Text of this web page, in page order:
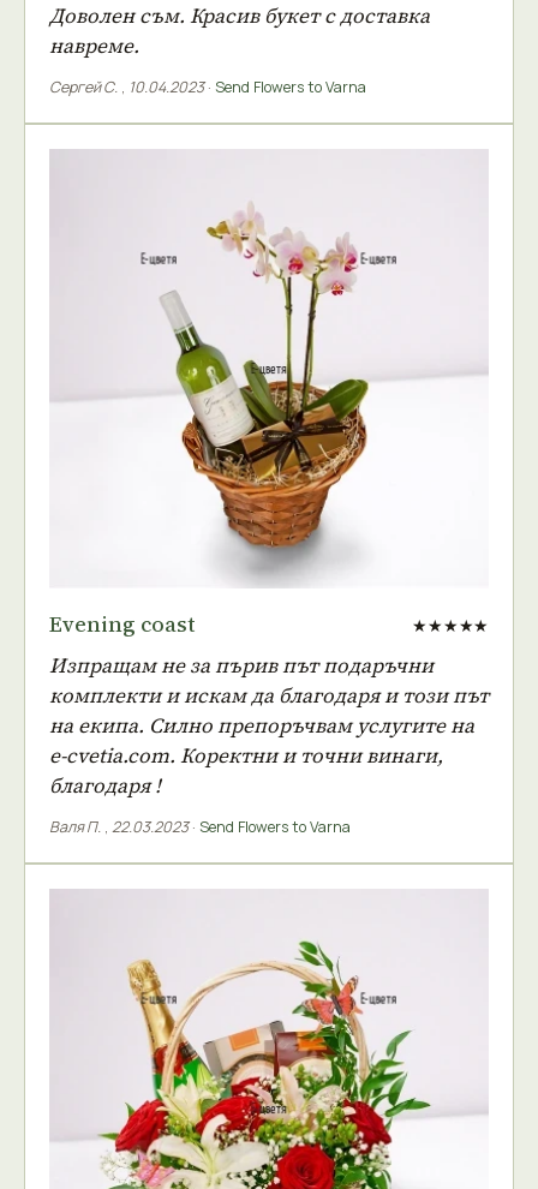
Доволен съм. Красив букет с доставка
навреме.
Сергей С. , 10.04.2023· Send Flowers to Varna
Evening coast ★★★★★
Изпращам не за пърив път подаръчни
комплекти и искам да благодаря и този път
на екипа. Силно препоръчвам услугите на
e-cvetia.com. Коректни и точни винаги,
благодаря !
Валя П. , 22.03.2023· Send Flowers to Varna